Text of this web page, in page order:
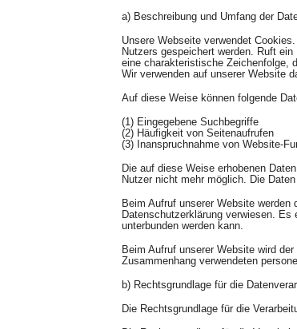
a) Beschreibung und Umfang der
Unsere Webseite verwendet
Nutzers gespeichert werden. Ruft
eine charakteristische Zeichenfolge,
Wir verwenden auf unserer Website
Auf diese Weise können folgende
(1) Eingegebene Suchbegriffe
(2) Häufigkeit von Seitenaufrufen
(3) Inanspruchnahme von Website-
Die auf diese Weise erhobenen
Nutzer nicht mehr möglich. Die
Beim Aufruf unserer Website
Datenschutzerklärung verwiesen.
unterbunden werden kann.
Beim Aufruf unserer Website wird
Zusammenhang verwendeten
b) Rechtsgrundlage für die
Die Rechtsgrundlage für die